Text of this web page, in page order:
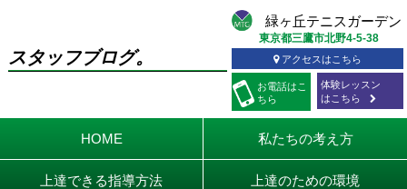
スタッフブログ。
お電話はこ
ちら
東京都三鷹市北野4-5-38
アクセスはこちら
体験レッスン
はこちら
HOME 私たちの考え方
上達できる指導方法 上達のための環境